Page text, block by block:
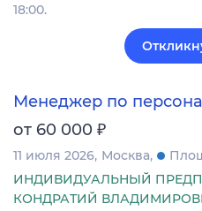
18:00.
Менеджер по
от 60 000 ₽
11 июля 2026 Москва
ИНДИВИДУАЛЬНЫЙ
КОНДРАТИЙ